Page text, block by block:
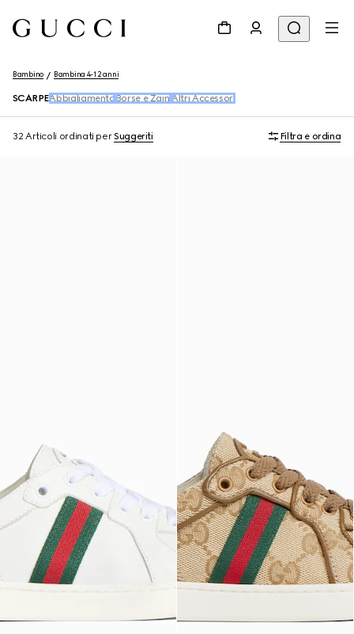
Bambino Bambina 4-12 anni
SCARPE Abbigliamento Borse e Zaini Altri Accessori
32 Articoli ordinati perSuggeriti Filtra e ordina